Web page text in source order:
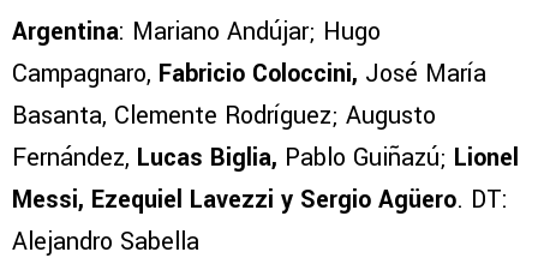
Argentina: Mariano Andújar; Hugo
Campagnaro, Fabricio Coloccini, José María
Basanta, Clemente Rodríguez; Augusto
Fernández, Lucas Biglia, Pablo Guiñazú; Lionel
Messi, Ezequiel Lavezzi y Sergio Agüero. DT:
Alejandro Sabella